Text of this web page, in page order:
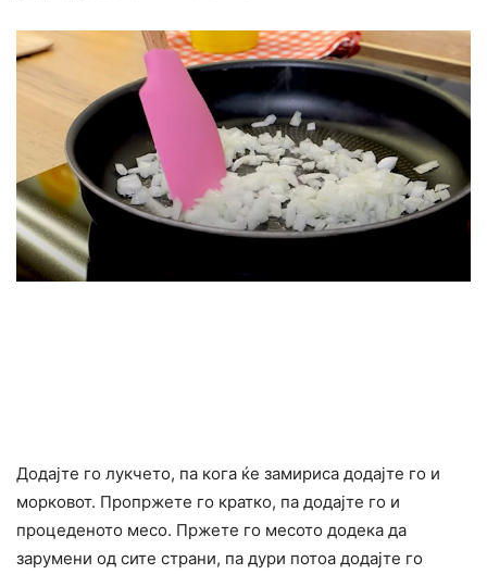
Додајте го лукчето, па кога ќе замириса додајте го и
морковот. Пропржете го кратко, па додајте го и
процеденото месо. Пржете го месото додека да
зарумени од сите страни, па дури потоа додајте го